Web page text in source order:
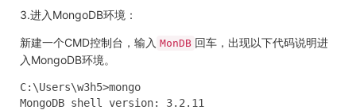
3.进入MongoDB环境：
新建一个CMD控制台，输入 MonDB 回车，出现以下代码说明进
入MongoDB环境。
C:\Users\w3h5>mongo
MongoDB shell version: 3.2.11